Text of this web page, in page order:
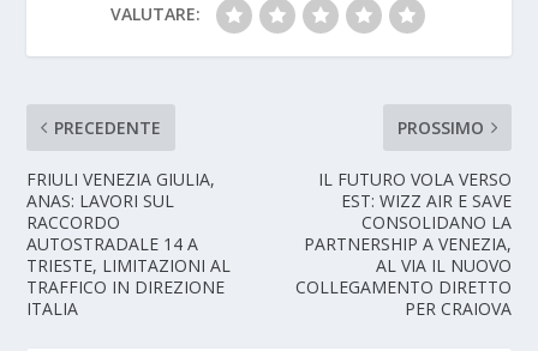
VALUTARE:
PRECEDENTE
FRIULI VENEZIA GIULIA,
ANAS: LAVORI SUL
RACCORDO
AUTOSTRADALE 14 A
TRIESTE, LIMITAZIONI AL
TRAFFICO IN DIREZIONE
ITALIA
PROSSIMO
IL FUTURO VOLA VERSO
EST: WIZZ AIR E SAVE
CONSOLIDANO LA
PARTNERSHIP A VENEZIA,
AL VIA IL NUOVO
COLLEGAMENTO DIRETTO
PER CRAIOVA